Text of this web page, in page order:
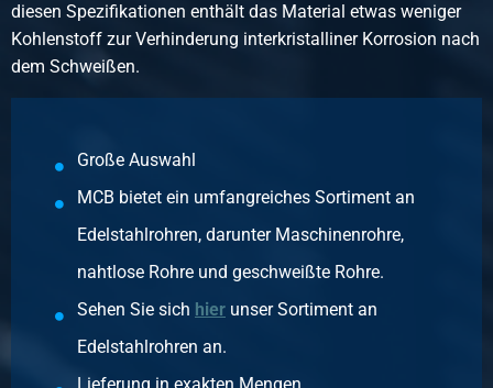
Artikelnummer
2430-0130-11437612
Beschreibung
114,3x76,1x2
Stück pro KG
0,56
Bruttopreis
Artikelnummer
Beschreibung
diesen Spezifikationen enthält das Material etwas weniger
Kohlenstoff zur Verhinderung interkristalliner Korrosion nach
dem Schweißen.
Große Auswahl
MCB bietet ein umfangreiches Sortiment an
Edelstahlrohren, darunter Maschinenrohre,
nahtlose Rohre und geschweißte Rohre.
Sehen Sie sich hier unser Sortiment an
Edelstahlrohren an.